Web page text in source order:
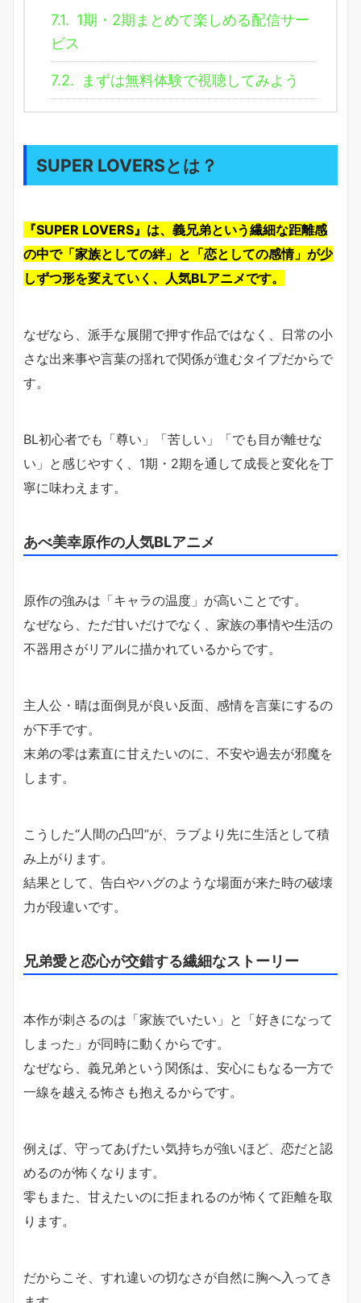
7.1. 1期・2期まとめて楽しめる配信サー
ビス
7.2. まずは無料体験で視聴してみよう
SUPER LOVERSとは？
『SUPER LOVERS』は、義兄弟という繊細な距離感
の中で「家族としての絆」と「恋としての感情」が少
しずつ形を変えていく、人気BLアニメです。
なぜなら、派手な展開で押す作品ではなく、日常の小
さな出来事や言葉の揺れで関係が進むタイプだからで
す。
BL初心者でも「尊い」「苦しい」「でも目が離せな
い」と感じやすく、1期・2期を通して成長と変化を丁
寧に味わえます。
あべ美幸原作の人気BLアニメ
原作の強みは「キャラの温度」が高いことです。
なぜなら、ただ甘いだけでなく、家族の事情や生活の
不器用さがリアルに描かれているからです。
主人公・晴は面倒見が良い反面、感情を言葉にするの
が下手です。
末弟の零は素直に甘えたいのに、不安や過去が邪魔を
します。
こうした“人間の凸凹”が、ラブより先に生活として積
み上がります。
結果として、告白やハグのような場面が来た時の破壊
力が段違いです。
兄弟愛と恋心が交錯する繊細なストーリー
本作が刺さるのは「家族でいたい」と「好きになって
しまった」が同時に動くからです。
なぜなら、義兄弟という関係は、安心にもなる一方で
一線を越える怖さも抱えるからです。
例えば、守ってあげたい気持ちが強いほど、恋だと認
めるのが怖くなります。
零もまた、甘えたいのに拒まれるのが怖くて距離を取
ります。
だからこそ、すれ違いの切なさが自然に胸へ入ってき